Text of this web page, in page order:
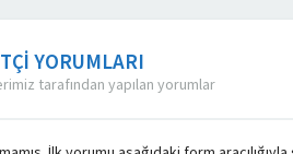
YORUMLARI
tarafından yapılan yorumlar